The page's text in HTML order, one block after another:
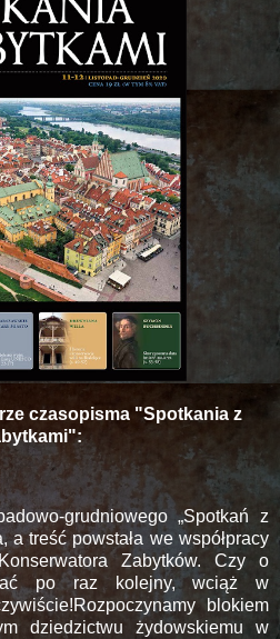
czasopisma "Spotkania z
grudniowego „Spotkań z
a treść powstała we współpracy
Zabytków. Czy o
po raz kolejny, wciąż w
blokiem
dziedzictwu żydowskiemu w